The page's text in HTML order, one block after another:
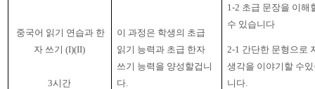
중국어 읽기 연습과 한
자 쓰기 (I)(II)
3시간
이 과정은 학생의 초급
읽기 능력과 초급 한자
쓰기 능력을 양성할겁니
다.
1-2 초급 문장을 이해
수 있습니다
2-1 간단한 문형으로
생각을 이야기할 수
니다.